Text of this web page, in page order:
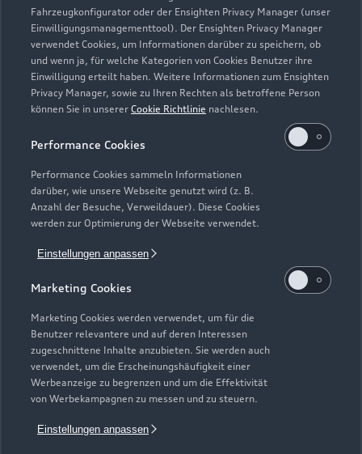
Fahrzeugkonfigurator oder der Ensighten Privacy Manager (unser
Einwilligungsmanagementtool). Der Ensighten Privacy Manager
verwendet Cookies, um Informationen darüber zu speichern, ob
und wenn ja, für welche Kategorien von Cookies Benutzer ihre
Einwilligung erteilt haben. Weitere Informationen zum Ensighten
Privacy Manager, sowie zu Ihren Rechten als betroffene Person
können Sie in unserer Cookie Richtlinie nachlesen.
Performance Cookies
Performance Cookies sammeln Informationen
darüber, wie unsere Webseite genutzt wird (z. B.
Anzahl der Besuche, Verweildauer). Diese Cookies
werden zur Optimierung der Webseite verwendet.
Einstellungen anpassen
Marketing Cookies
Marketing Cookies werden verwendet, um für die
Benutzer relevantere und auf deren Interessen
zugeschnittene Inhalte anzubieten. Sie werden auch
verwendet, um die Erscheinungshäufigkeit einer
Werbeanzeige zu begrenzen und um die Effektivität
von Werbekampagnen zu messen und zu steuern.
Einstellungen anpassen
Zur Reparatur
Zur Inspektion
Zurück nach oben
Modelle
Kaufen & leasen